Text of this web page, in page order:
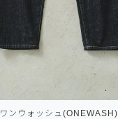
ワンウォッシュ(ONEWASH)